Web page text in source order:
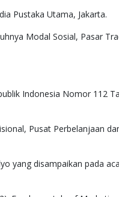
Pustaka Utama, Jakarta.
Modal Sosial, Pasar
Indonesia Nomor 112
Pusat Perbelanjaan
yang disampaikan pada